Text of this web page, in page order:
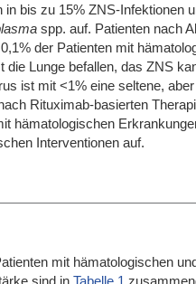
bis zu 15% ZNS-
spp. auf. Patienten nach
der Patienten mit
Lunge befallen, das ZNS
ist mit <1% eine seltene,
Rituximab-basierten
hämatologischen
Interventionen auf.
mit hämatologischen